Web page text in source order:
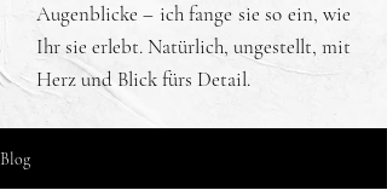
Augenblicke – ich fange sie so ein, wie
Ihr sie erlebt. Natürlich, ungestellt, mit
Herz und Blick fürs Detail.
Blog